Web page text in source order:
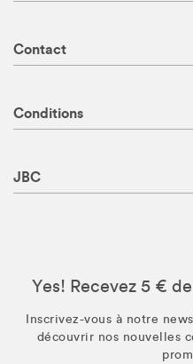
Contact
Conditions
JBC
Yes! Recevez 5 €
Inscrivez-vous à notre
découvrir nos nouvelles